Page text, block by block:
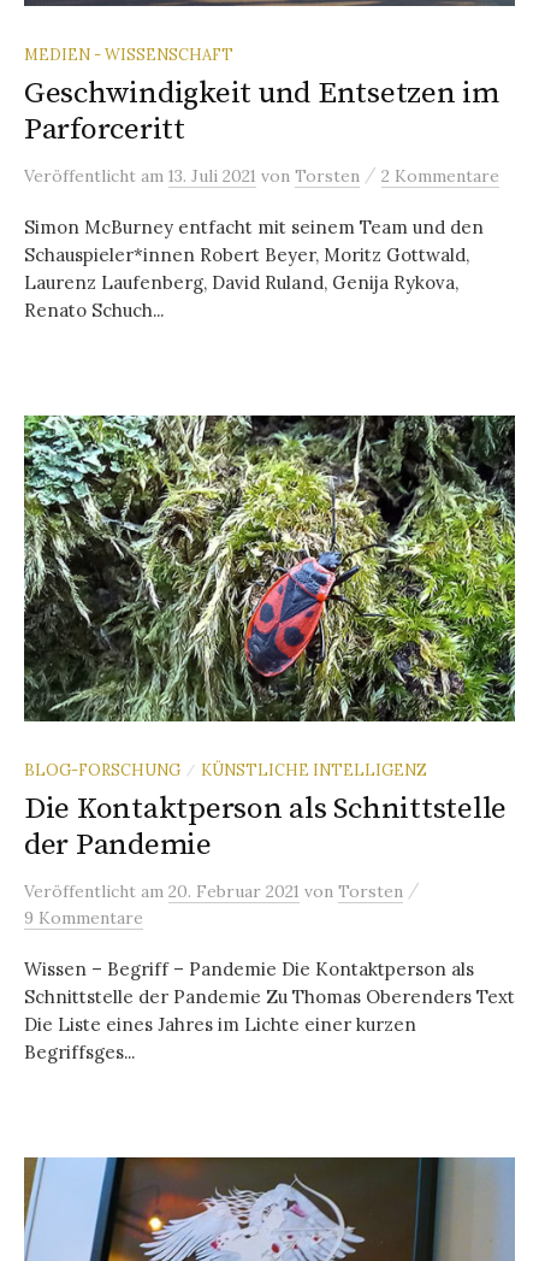
MEDIEN - WISSENSCHAFT
Geschwindigkeit und Entsetzen im
Parforceritt
Veröffentlicht am 13. Juli 2021 von Torsten / 2 Kommentare
Simon McBurney entfacht mit seinem Team und den
Schauspieler*innen Robert Beyer, Moritz Gottwald,
Laurenz Laufenberg, David Ruland, Genija Rykova,
Renato Schuch...
BLOG-FORSCHUNG / KÜNSTLICHE INTELLIGENZ
Die Kontaktperson als Schnittstelle
der Pandemie
Veröffentlicht am 20. Februar 2021 von Torsten /
9 Kommentare
Wissen – Begriff – Pandemie Die Kontaktperson als
Schnittstelle der Pandemie Zu Thomas Oberenders Text
Die Liste eines Jahres im Lichte einer kurzen
Begriffsges...